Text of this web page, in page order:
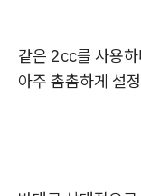
같은 2cc를 사용
아주 촘촘하게 설